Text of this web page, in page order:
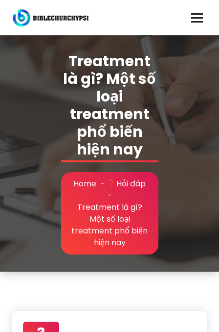
content
Treatment
là gì? Một số
loại
treatment
phổ biến
hiện nay
Home - ❓Hỏi đáp
-
Treatment là gì?
Một số loại
treatment phổ biến
hiện nay